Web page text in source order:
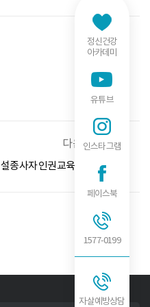
다음글
종사자 인권교육 종합안내
정신건강
아카데미
유튜브
인스타그램
페이스북
1577-0199
자살예방상담